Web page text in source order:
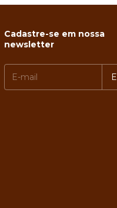
Cadastre-se em nossa
newsletter